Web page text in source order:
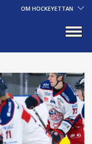
OM HOCKEYETTAN